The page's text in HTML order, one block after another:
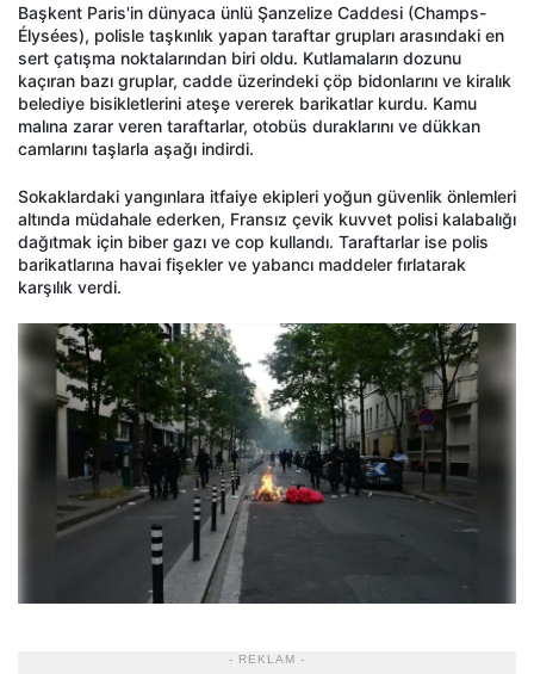
Başkent Paris'in dünyaca ünlü Şanzelize Caddesi (Champs-
Élysées), polisle taşkınlık yapan taraftar grupları arasındaki en
sert çatışma noktalarından biri oldu. Kutlamaların dozunu
kaçıran bazı gruplar, cadde üzerindeki çöp bidonlarını ve kiralık
belediye bisikletlerini ateşe vererek barikatlar kurdu. Kamu
malına zarar veren taraftarlar, otobüs duraklarını ve dükkan
camlarını taşlarla aşağı indirdi.
Sokaklardaki yangınlara itfaiye ekipleri yoğun güvenlik önlemleri
altında müdahale ederken, Fransız çevik kuvvet polisi kalabalığı
dağıtmak için biber gazı ve cop kullandı. Taraftarlar ise polis
barikatlarına havai fişekler ve yabancı maddeler fırlatarak
karşılık verdi.
- REKLAM -